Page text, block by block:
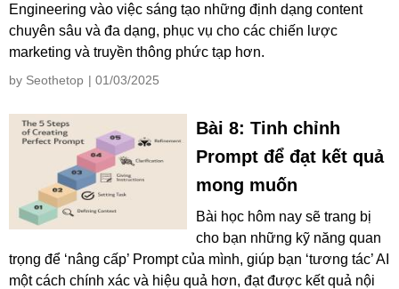
Engineering vào việc sáng tạo những định dạng content
chuyên sâu và đa dạng, phục vụ cho các chiến lược
marketing và truyền thông phức tạp hơn.
by Seothetop | 01/03/2025
Bài 8: Tinh chỉnh
Prompt để đạt kết quả
mong muốn
Bài học hôm nay sẽ trang bị
cho bạn những kỹ năng quan
trọng để ‘nâng cấp’ Prompt của mình, giúp bạn ‘tương tác’ AI
một cách chính xác và hiệu quả hơn, đạt được kết quả nội